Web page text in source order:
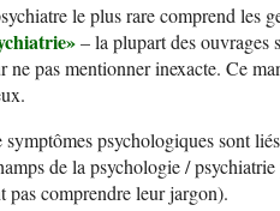
le plus rare comprend les
e»– la plupart des ouvrages
pas mentionner inexacte. Ce
psychologiques sont
de la psychologie /
pas comprendre leur jargon).